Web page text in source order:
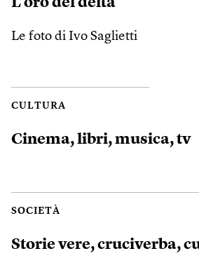
Le foto di Ivo Saglietti
CULTURA
Cinema, libri, musica, tv
SOCIETÀ
Storie vere, cruciverba,